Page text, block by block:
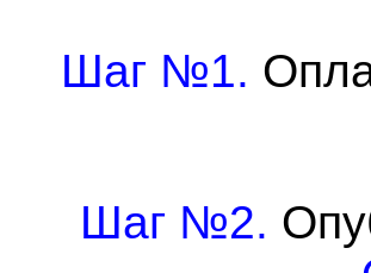
Шаг №1.
Шаг №2.